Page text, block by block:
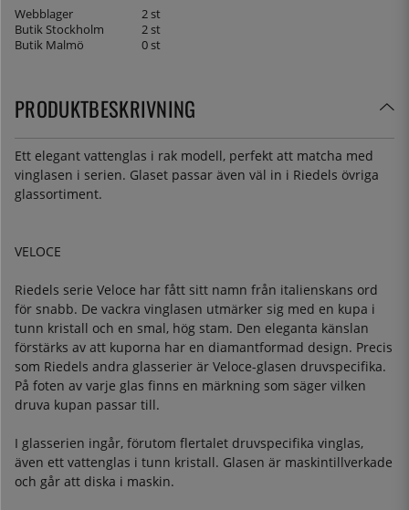
Webblager
2 st
Butik Stockholm
2 st
Butik Malmö
0 st
PRODUKTBESKRIVNING
Ett elegant vattenglas i rak modell, perfekt att matcha med
vinglasen i serien. Glaset passar även väl in i Riedels övriga
glassortiment.
VELOCE
Riedels serie Veloce har fått sitt namn från italienskans ord
för snabb. De vackra vinglasen utmärker sig med en kupa i
tunn kristall och en smal, hög stam. Den eleganta känslan
förstärks av att kuporna har en diamantformad design. Precis
som Riedels andra glasserier är Veloce-glasen druvspecifika.
På foten av varje glas finns en märkning som säger vilken
druva kupan passar till.
I glasserien ingår, förutom flertalet druvspecifika vinglas,
även ett vattenglas i tunn kristall. Glasen är maskintillverkade
och går att diska i maskin.